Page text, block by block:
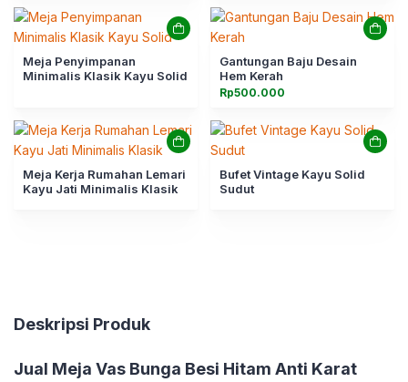
Meja Penyimpanan
Minimalis Klasik Kayu Solid
Gantungan Baju Desain
Hem Kerah
Rp500.000
Meja Kerja Rumahan Lemari
Kayu Jati Minimalis Klasik
Bufet Vintage Kayu Solid
Sudut
Deskripsi Produk
Jual Meja Vas Bunga Besi Hitam Anti Karat